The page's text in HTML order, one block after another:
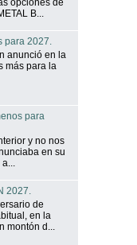
B...
para 2027.
anunció en la
más para la
para
y no nos
en su
2027.
de
en la
d...